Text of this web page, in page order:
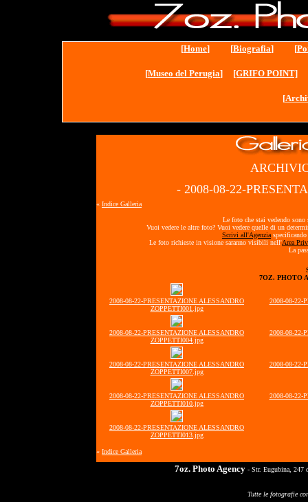
[Home] [Biografia] [
[Museo del Perugia] [GRIFO POINT]
[
- 2008-08-22-
« Indice Galleria
Le foto che stai vedendo
Vuoi vedere le altre foto? Vuoi vedere quelle di un
Scrivi all'Agenzia
Le foto richieste in visione saranno visibili nell'Area
La
7OZ. PHOTO
2008-08-22-PRESENTAZIONE ALESSANDRO
ZOPPETTI001.jpg
2008-08-22-
2008-08-22-PRESENTAZIONE ALESSANDRO
ZOPPETTI004.jpg
2008-08-22-
2008-08-22-PRESENTAZIONE ALESSANDRO
ZOPPETTI007.jpg
2008-08-22-
2008-08-22-PRESENTAZIONE ALESSANDRO
ZOPPETTI010.jpg
2008-08-22-
2008-08-22-PRESENTAZIONE ALESSANDRO
ZOPPETTI013.jpg
« Indice Galleria
7oz. Photo Agency - Str. Eugubina, 247
Tutte le fotografie